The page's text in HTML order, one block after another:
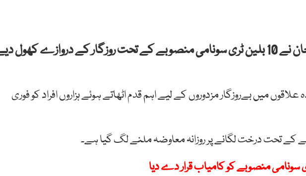
اسلام آباد: وزیراعظم عمران خان نے 10 بلین ٹری سونامی منصوبے کے تحت روزگار کے دروازے کھول
میں بےروزگار مزدوروں کے لیے اہم قدم اٹھاتے ہوئے ہزاروں افراد کو فوری
کے تحت درخت لگانے پر روزانہ معاوضہ ملنے لگ گیا ہے۔
سونامی منصوبے کو کامیاب قرار دے دیا